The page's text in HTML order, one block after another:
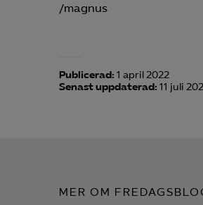
/magnus
Publicerad: 1 april 2022
Senast uppdaterad: 11 juli
MER OM